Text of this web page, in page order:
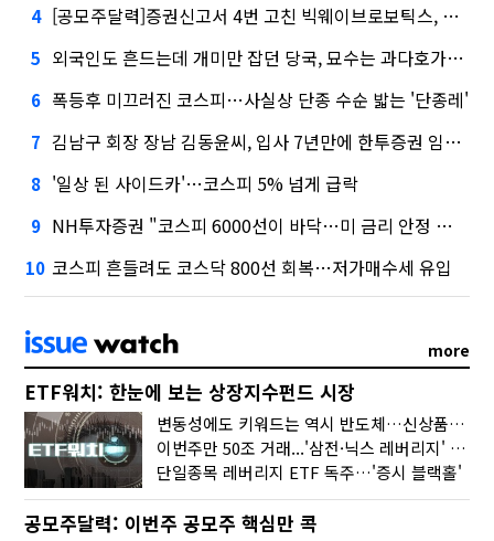
4 [공모주달력]증권신고서 4번 고친 빅웨이브로보틱스, 수요예측
5 외국인도 흔드는데 개미만 잡던 당국, 묘수는 과다호가부담금?
6 폭등후 미끄러진 코스피…사실상 단종 수순 밟는 '단종레'
7 김남구 회장 장남 김동윤씨, 입사 7년만에 한투증권 임원 승진
8 '일상 된 사이드카'…코스피 5% 넘게 급락
9 NH투자증권 "코스피 6000선이 바닥…미 금리 안정 후 추가 회복"
10 코스피 흔들려도 코스닥 800선 회복…저가매수세 유입
more
ETF워치: 한눈에 보는 상장지수펀드 시장
변동성에도 키워드는 역시 반도체…신상품은 우주·방산
이번주만 50조 거래...'삼전·닉스 레버리지' 수익률은 -30%
단일종목 레버리지 ETF 독주…'증시 블랙홀'
공모주달력: 이번주 공모주 핵심만 콕